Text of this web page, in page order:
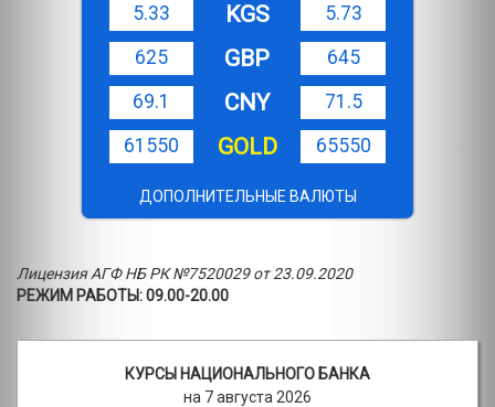
5.33
KGS
5.73
625
GBP
645
69.1
CNY
71.5
61550
GOLD 65550
ДОПОЛНИТЕЛЬНЫЕ ВАЛЮТЫ
Лицензия АГФ НБ РК №7520029 от 23.09.2020
РЕЖИМ РАБОТЫ: 09.00-20.00
КУРСЫ НАЦИОНАЛЬНОГО БАНКА
на 7 августа 2026